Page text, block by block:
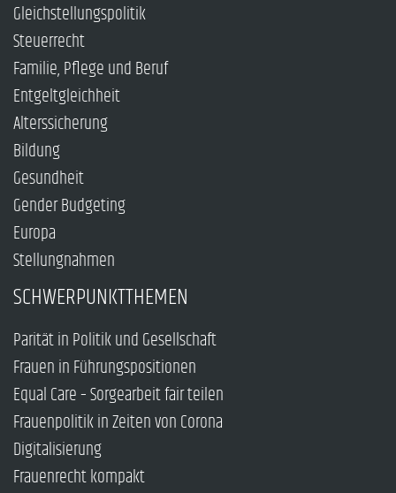
Gleichstellungspolitik
Steuerrecht
Familie, Pflege und Beruf
Entgeltgleichheit
Alterssicherung
Bildung
Gesundheit
Gender Budgeting
Europa
Stellungnahmen
SCHWERPUNKTTHEMEN
Parität in Politik und Gesellschaft
Frauen in Führungspositionen
Equal Care – Sorgearbeit fair teilen
Frauenpolitik in Zeiten von Corona
Digitalisierung
Frauenrecht kompakt